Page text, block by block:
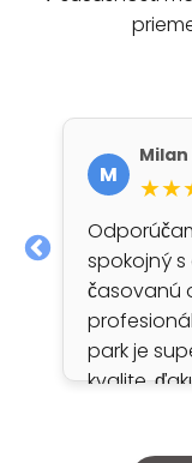
M
spokojný
časovanú
park je
kvalite.